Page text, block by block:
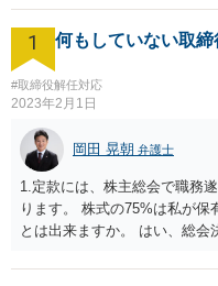
1 何もしていない取
#取締役解任対応
2023年2月1日
岡田 晃朝 弁護士
1.定款には、株主総会で職務
ります。 株式の75%は私が保
とは出来ますか。 はい、総会
必要がありますが、本件では